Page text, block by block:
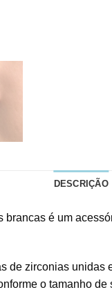
DESCRIÇÃO
brancas é um
de zirconias unidas
o tamanho de